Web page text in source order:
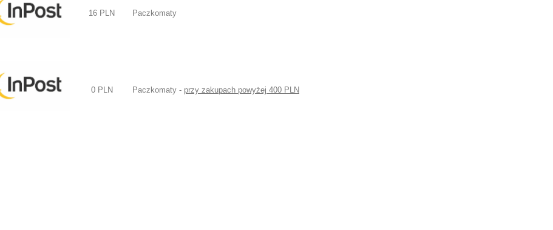
16 PLN Paczkomaty
0 PLN Paczkomaty - przy zakupach powyżej 400 PLN